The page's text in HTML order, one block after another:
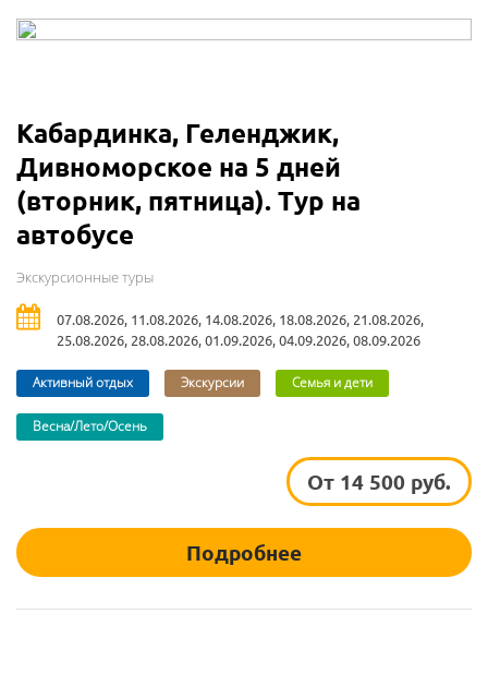
Кабардинка, Геленджик,
Дивноморское на 5 дней
(вторник, пятница). Тур на
автобусе
Экскурсионные туры
07.08.2026, 11.08.2026, 14.08.2026, 18.08.2026, 21.08.2026,
25.08.2026, 28.08.2026, 01.09.2026, 04.09.2026, 08.09.2026
Активный отдых Экскурсии Семья и дети
Весна/Лето/Осень
От 14 500 руб.
Подробнее